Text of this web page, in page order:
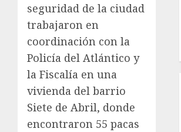
seguridad de la ciudad
trabajaron en
coordinación con la
Policía del Atlántico y
la Fiscalía en una
vivienda del barrio
Siete de Abril, donde
encontraron 55 pacas